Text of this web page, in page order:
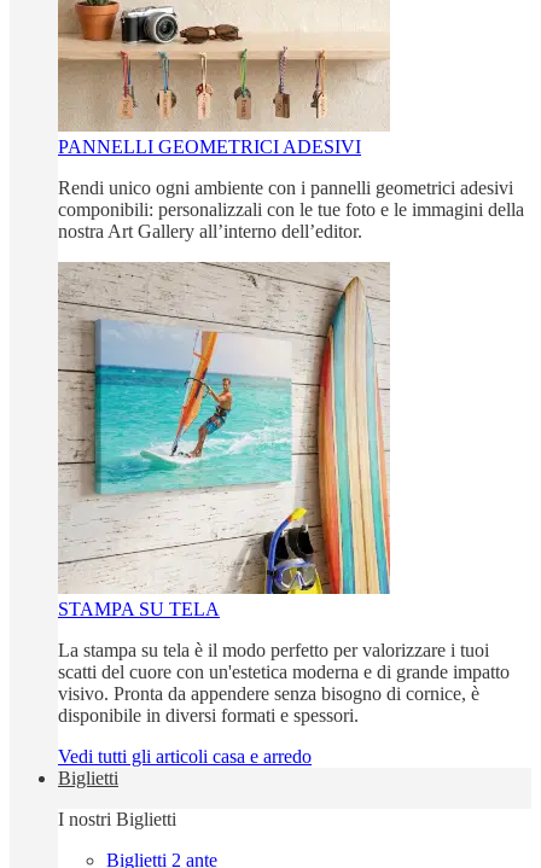
PANNELLI GEOMETRICI ADESIVI
Rendi unico ogni ambiente con i pannelli geometrici adesivi
componibili: personalizzali con le tue foto e le immagini della
nostra Art Gallery all’interno dell’editor.
STAMPA SU TELA
La stampa su tela è il modo perfetto per valorizzare i tuoi
scatti del cuore con un'estetica moderna e di grande impatto
visivo. Pronta da appendere senza bisogno di cornice, è
disponibile in diversi formati e spessori.
Vedi tutti gli articoli casa e arredo
Biglietti
I nostri Biglietti
Biglietti 2 ante